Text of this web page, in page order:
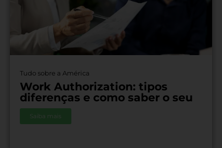
Tudo sobre a América
Work Authorization: tipos
diferenças e como saber o seu
Saiba mais